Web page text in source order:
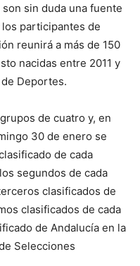
sin duda una fuente
participantes de
reunirá a más de 150
nacidas entre 2011 y
Deportes.
de cuatro y, en
30 de enero se
de cada
segundos de cada
clasificados de
clasificados de cada
de Andalucía en la
Selecciones